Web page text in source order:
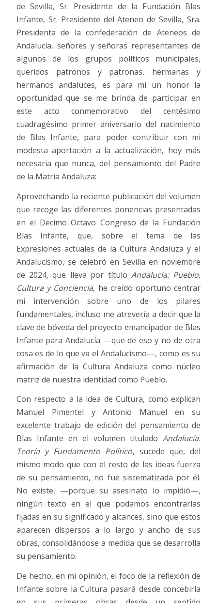
de Sevilla, Sr. Presidente de la Fundación Blas
Infante, Sr. Presidente del Ateneo de Sevilla, Sra.
Presidenta de la confederación de Ateneos de
Andalucía, señores y señoras representantes de
algunos de los grupos políticos municipales,
queridos patronos y patronas, hermanas y
hermanos andaluces, es para mi un honor la
oportunidad que se me brinda de participar en
este acto conmemorativo del centésimo
cuadragésimo primer aniversario del nacimiento
de Blas Infante, para poder contribuir con mi
modesta aportación a la actualización, hoy más
necesaria que nunca, del pensamiento del Padre
de la Matria Andaluza:
Aprovechando la reciente publicación del volumen
que recoge las diferentes ponencias presentadas
en el Decimo Octavo Congreso de la Fundación
Blas Infante, que, sobre el tema de las
Expresiones actuales de la Cultura Andaluza y el
Andalucismo, se celebró en Sevilla en noviembre
de 2024, que lleva por título Andalucía: Pueblo,
Cultura y Conciencia, he creído oportuno centrar
mi intervención sobre uno de los pilares
fundamentales, incluso me atrevería a decir que la
clave de bóveda del proyecto emancipador de Blas
Infante para Andalucía —que de eso y no de otra
cosa es de lo que va el Andalucismo—, como es su
afirmación de la Cultura Andaluza como núcleo
matriz de nuestra identidad como Pueblo.
Con respecto a la idea de Cultura, como explican
Manuel Pimentel y Antonio Manuel en su
excelente trabajo de edición del pensamiento de
Blas Infante en el volumen tituladoAndalucía.
Teoría y Fundamento Político, sucede que, del
mismo modo que con el resto de las ideas fuerza
de su pensamiento, no fue sistematizada por él.
No existe, —porque su asesinato lo impidió—,
ningún texto en el que podamos encontrarlas
fijadas en su significado y alcances, sino que estos
aparecen dispersos a lo largo y ancho de sus
obras, consolidándose a medida que se desarrolla
su pensamiento.
De hecho, en mi opinión, el foco de la reflexión de
Infante sobre la Cultura pasará desde concebirla